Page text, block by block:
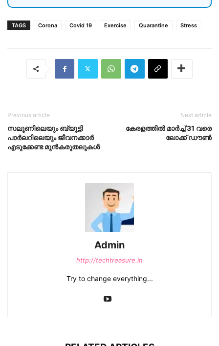
TAGS Corona Covid 19 Exercise Quarantine Stress
Previous article
സലൂണിലെയും ബ്യൂട്ടി
പാര്‍ലറിലെയും ജീവനക്കാര്‍
എടുക്കേണ്ട മുന്‍കരുതലുകള്‍
Next article
കേരളത്തില്‍ മാര്‍ച്ച് 31 വരെ
ലോക്ക് ഡൗണ്‍
Admin
http://techtreasure.in
Try to change everything...